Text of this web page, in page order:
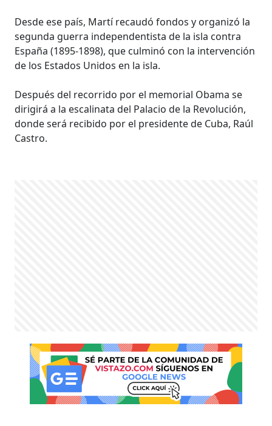
Desde ese país, Martí recaudó fondos y organizó la
segunda guerra independentista de la isla contra
España (1895-1898), que culminó con la intervención
de los Estados Unidos en la isla.
Después del recorrido por el memorial Obama se
dirigirá a la escalinata del Palacio de la Revolución,
donde será recibido por el presidente de Cuba, Raúl
Castro.